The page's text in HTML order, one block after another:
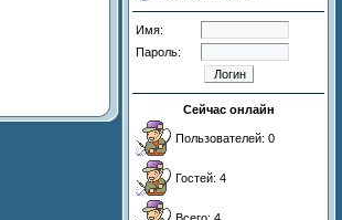
Имя:
Пароль:
Сейчас онлайн
Пользователей: 0
Гостей: 4